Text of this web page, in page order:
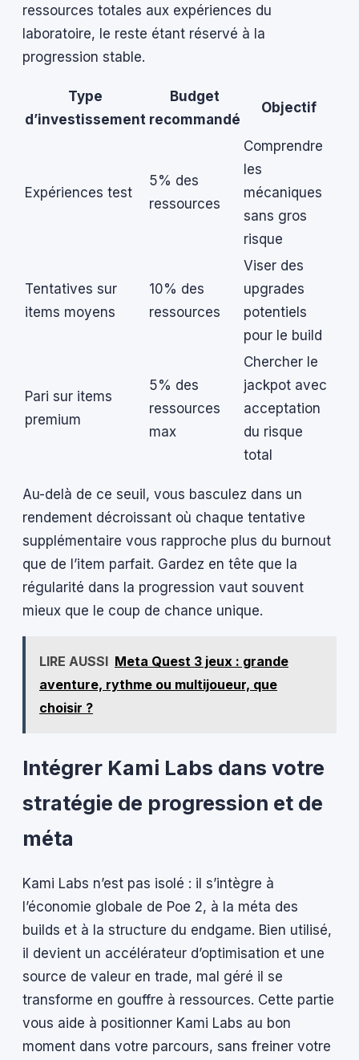
ressources totales aux expériences du
laboratoire, le reste étant réservé à la
progression stable.
Type
d’investissement
Budget
recommandé
Objectif
Expériences test
5% des
ressources
Comprendre
les
mécaniques
sans gros
risque
Tentatives sur
items moyens
10% des
ressources
Viser des
upgrades
potentiels
pour le build
Pari sur items
premium
5% des
ressources
max
Chercher le
jackpot avec
acceptation
du risque
total
Au-delà de ce seuil, vous basculez dans un
rendement décroissant où chaque tentative
supplémentaire vous rapproche plus du burnout
que de l’item parfait. Gardez en tête que la
régularité dans la progression vaut souvent
mieux que le coup de chance unique.
LIRE AUSSI Meta Quest 3 jeux : grande
aventure, rythme ou multijoueur, que
choisir ?
Intégrer Kami Labs dans votre
stratégie de progression et de
méta
Kami Labs n’est pas isolé : il s’intègre à
l’économie globale de Poe 2, à la méta des
builds et à la structure du endgame. Bien utilisé,
il devient un accélérateur d’optimisation et une
source de valeur en trade, mal géré il se
transforme en gouffre à ressources. Cette partie
vous aide à positionner Kami Labs au bon
moment dans votre parcours, sans freiner votre